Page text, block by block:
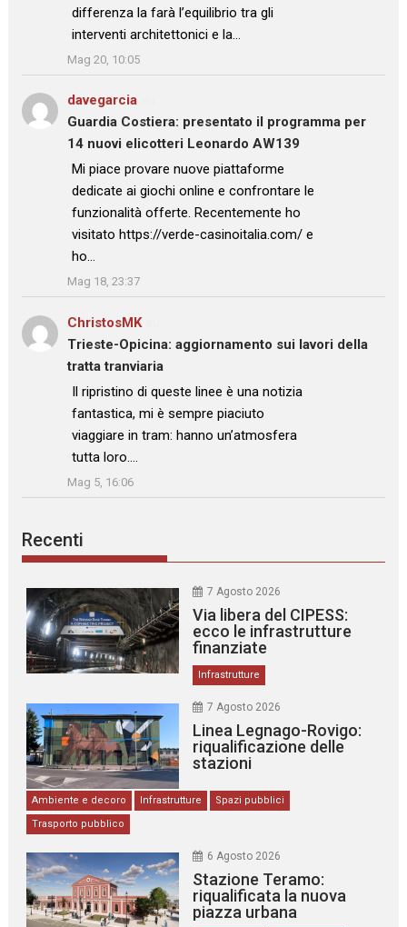
differenza la farà l’equilibrio tra gli
interventi architettonici e la…
”
Mag 20, 10:05
davegarcia
Guardia Costiera: presentato il programma per
14 nuovi elicotteri Leonardo AW139
: “
Mi piace provare nuove piattaforme
dedicate ai giochi online e confrontare le
funzionalità offerte. Recentemente ho
visitato https://verde-casinoitalia.com/ e
ho…
”
Mag 18, 23:37
ChristosMKsu
Trieste-Opicina: aggiornamento sui lavori della
tratta tranviaria
: “
Il ripristino di queste linee è una notizia
fantastica, mi è sempre piaciuto
viaggiare in tram: hanno un’atmosfera
tutta loro.…
”
Mag 5, 16:06
Recenti
7 Agosto 2026
Via libera del CIPESS:
ecco le infrastrutture
finanziate
Infrastrutture
7 Agosto 2026
Linea Legnago-Rovigo:
riqualificazione delle
stazioni
Ambiente e decoro Infrastrutture
Spazi pubblici
Trasporto pubblico
6 Agosto 2026
Stazione Teramo:
riqualificata la nuova
piazza urbana